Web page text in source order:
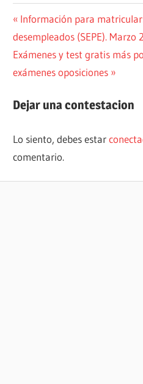
Navegación
de
entradas
Entrada
anterior:
Información para
desempleados (SEPE). Marzo
Siguiente
entrada:
Exámenes y test gratis más
exámenes oposiciones
Dejar una contestacion
Lo siento, debes estar
comentario.